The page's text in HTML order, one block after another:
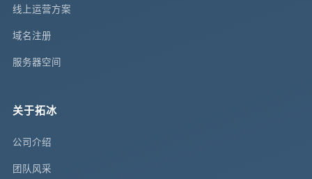
线上运营方案
域名注册
服务器空间
关于拓冰
公司介绍
团队风采